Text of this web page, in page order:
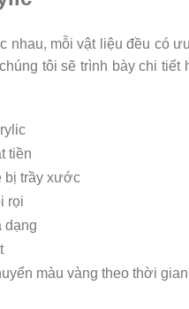
nhau, mỗi vật liệu đều có
tôi sẽ trình bày chi tiết
tiền
bị trầy xước
rọi
dạng
màu vàng theo thời gian